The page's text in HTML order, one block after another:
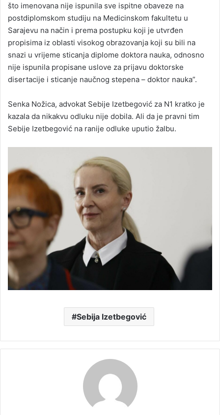
što imenovana nije ispunila sve ispitne obaveze na
postdiplomskom studiju na Medicinskom fakultetu u
Sarajevu na način i prema postupku koji je utvrđen
propisima iz oblasti visokog obrazovanja koji su bili na
snazi u vrijeme sticanja diplome doktora nauka, odnosno
nije ispunila propisane uslove za prijavu doktorske
disertacije i sticanje naučnog stepena – doktor nauka”.
Senka Nožica, advokat Sebije Izetbegović za N1 kratko je
kazala da nikakvu odluku nije dobila. Ali da je pravni tim
Sebije Izetbegović na ranije odluke uputio žalbu.
Sebija Izetbegović